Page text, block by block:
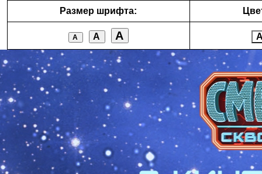
Размер шрифта:
А А А